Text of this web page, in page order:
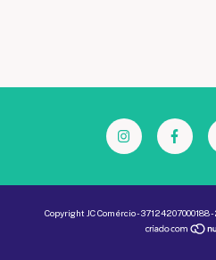
Copyright JC Comércio - 37124207000188